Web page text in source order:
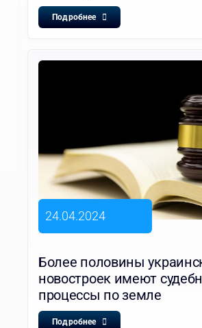
Подробнее
24.04.2024
Более половины
новостроек имеют
процессы по земле
Подробнее